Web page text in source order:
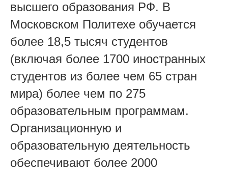
высшего образования РФ. В
Московском Политехе обучается
более 18,5 тысяч студентов
(включая более 1700 иностранных
студентов из более чем 65 стран
мира) более чем по 275
образовательным программам.
Организационную и
образовательную деятельность
обеспечивают более 2000